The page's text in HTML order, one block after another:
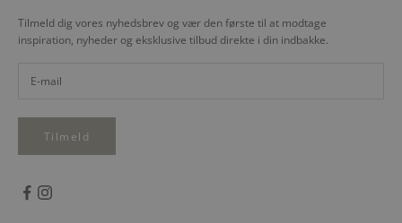
Tilmeld dig vores nyhedsbrev og vær den første til at modtage
inspiration, nyheder og eksklusive tilbud direkte i din indbakke.
Tilmeld